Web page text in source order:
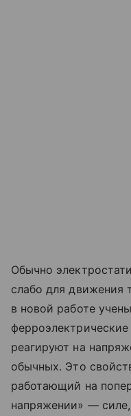
Обычно
слабо для
в новой работе
реагируют на
обычных. Это
работающий на
напряжении» —